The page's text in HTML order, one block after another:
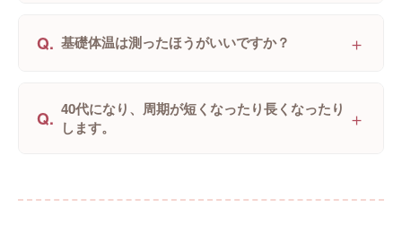
Q. 基礎体温は測ったほうがいいですか？ ＋
Q. 40代になり、周期が短くなったり長くなったり
します。
＋